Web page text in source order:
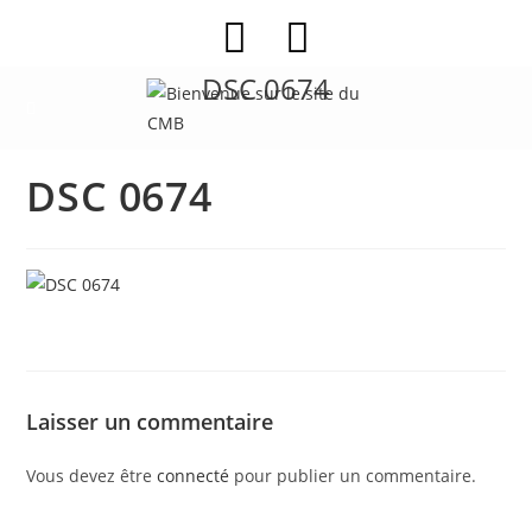
DSC 0674
DSC 0674
Laisser un commentaire
Vous devez êtreconnecté pour publier un commentaire.